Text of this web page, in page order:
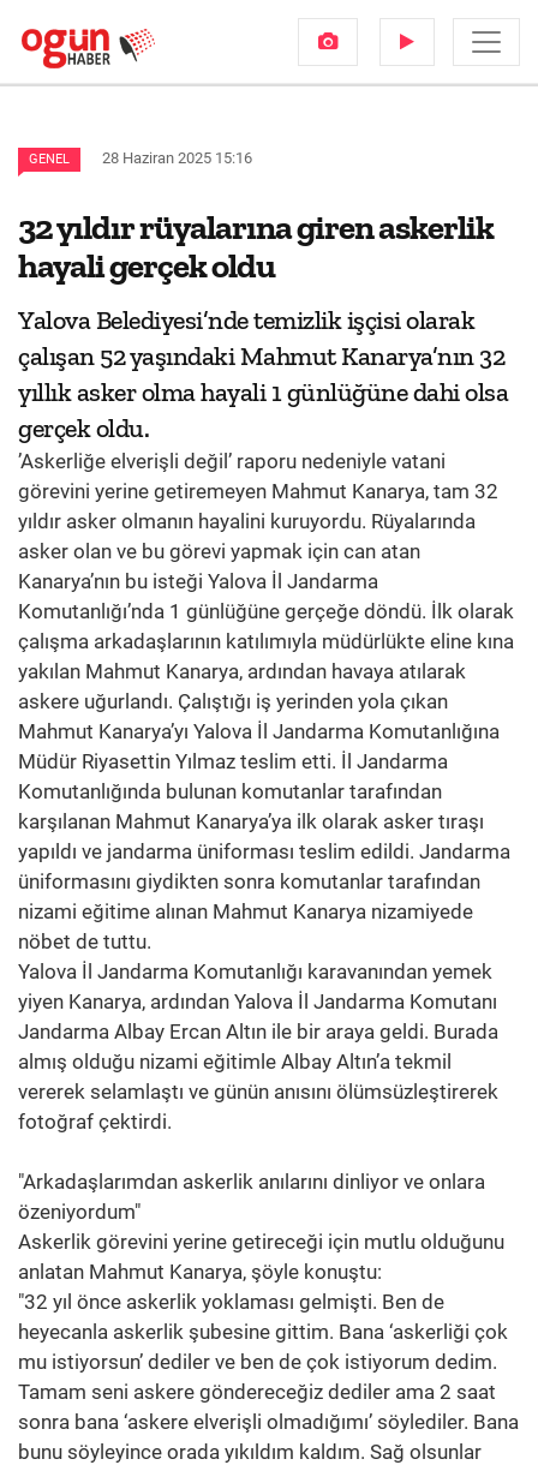
GENEL 28 Haziran 2025 15:16
32 yıldır rüyalarına giren askerlik
hayali gerçek oldu
Yalova Belediyesi’nde temizlik işçisi olarak
çalışan 52 yaşındaki Mahmut Kanarya’nın 32
yıllık asker olma hayali 1 günlüğüne dahi olsa
gerçek oldu.
’Askerliğe elverişli değil’ raporu nedeniyle vatani
görevini yerine getiremeyen Mahmut Kanarya, tam 32
yıldır asker olmanın hayalini kuruyordu. Rüyalarında
asker olan ve bu görevi yapmak için can atan
Kanarya’nın bu isteği Yalova İl Jandarma
Komutanlığı’nda 1 günlüğüne gerçeğe döndü. İlk olarak
çalışma arkadaşlarının katılımıyla müdürlükte eline kına
yakılan Mahmut Kanarya, ardından havaya atılarak
askere uğurlandı. Çalıştığı iş yerinden yola çıkan
Mahmut Kanarya’yı Yalova İl Jandarma Komutanlığına
Müdür Riyasettin Yılmaz teslim etti. İl Jandarma
Komutanlığında bulunan komutanlar tarafından
karşılanan Mahmut Kanarya’ya ilk olarak asker tıraşı
yapıldı ve jandarma üniforması teslim edildi. Jandarma
üniformasını giydikten sonra komutanlar tarafından
nizami eğitime alınan Mahmut Kanarya nizamiyede
nöbet de tuttu.
Yalova İl Jandarma Komutanlığı karavanından yemek
yiyen Kanarya, ardından Yalova İl Jandarma Komutanı
Jandarma Albay Ercan Altın ile bir araya geldi. Burada
almış olduğu nizami eğitimle Albay Altın’a tekmil
vererek selamlaştı ve günün anısını ölümsüzleştirerek
fotoğraf çektirdi.
"Arkadaşlarımdan askerlik anılarını dinliyor ve onlara
özeniyordum"
Askerlik görevini yerine getireceği için mutlu olduğunu
anlatan Mahmut Kanarya, şöyle konuştu:
"32 yıl önce askerlik yoklaması gelmişti. Ben de
heyecanla askerlik şubesine gittim. Bana ‘askerliği çok
mu istiyorsun’ dediler ve ben de çok istiyorum dedim.
Tamam seni askere göndereceğiz dediler ama 2 saat
sonra bana ‘askere elverişli olmadığımı’ söylediler. Bana
bunu söyleyince orada yıkıldım kaldım. Sağ olsunlar